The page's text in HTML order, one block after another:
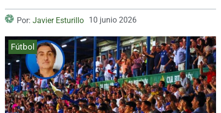
Por: Javier Esturillo 10 junio 2026
Fútbol